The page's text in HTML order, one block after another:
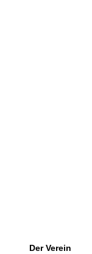
Der Verein